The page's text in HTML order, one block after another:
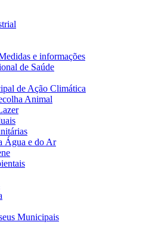
e informações
de Saúde
de Ação Climática
Animal
Água e do Ar
Municipais